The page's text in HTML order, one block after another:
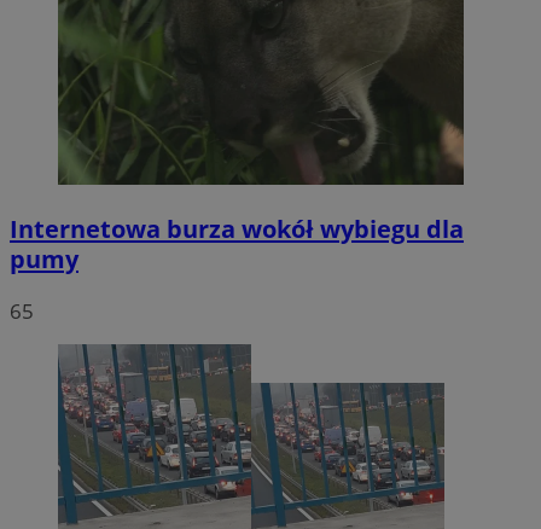
Internetowa burza wokół wybiegu dla
pumy
65